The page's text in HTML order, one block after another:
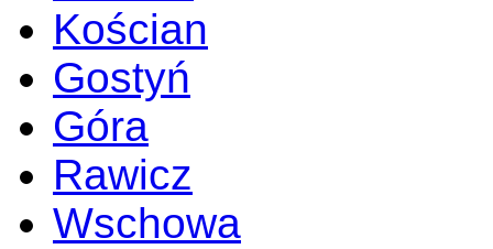
Kościan
Gostyń
Góra
Rawicz
Wschowa